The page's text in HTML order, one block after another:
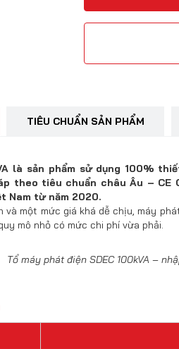
TIÊU CHUẨN SẢN PHẨM
là sản phẩm sử dụng 100%
theo tiêu chuẩn châu Âu –
Nam từ năm 2020.
và một mức giá khá dễ chịu, máy
mô nhỏ có mức chi phí vừa phải.
Tổ máy phát điện SDEC 100kVA –